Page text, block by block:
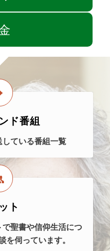
ド番組
ている番組一覧
ト
聖書や信仰生活につ
を伺っています。